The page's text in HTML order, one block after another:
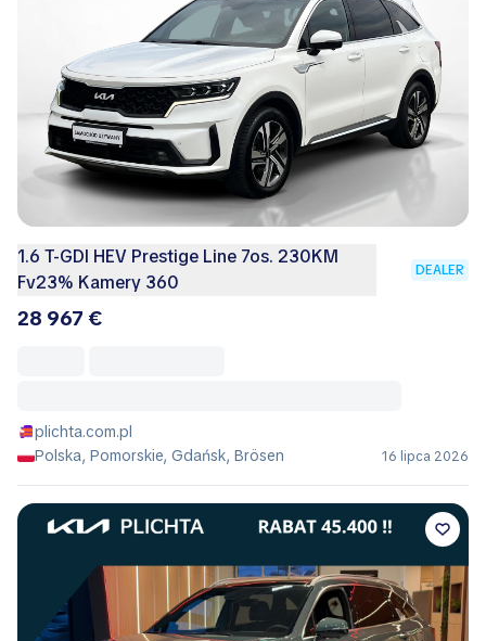
1.6 T-GDI HEV Prestige Line 7os. 230KM
Fv23% Kamery 360
DEALER
28 967 €
plichta.com.pl
Polska, Pomorskie, Gdańsk, Brösen
16 lipca 2026